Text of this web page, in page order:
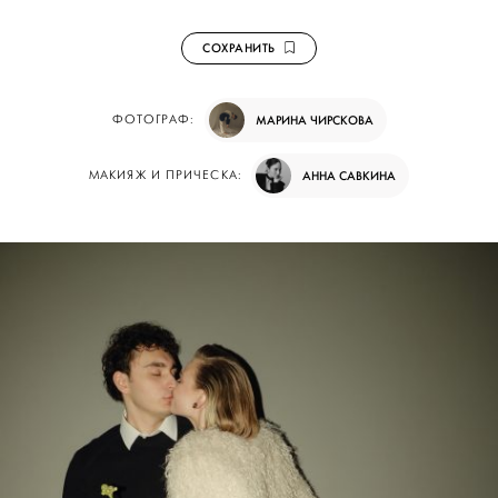
СОХРАНИТЬ
ФОТОГРАФ: МАРИНА ЧИРСКОВА
МАКИЯЖ И ПРИЧЕСКА: АННА САВКИНА